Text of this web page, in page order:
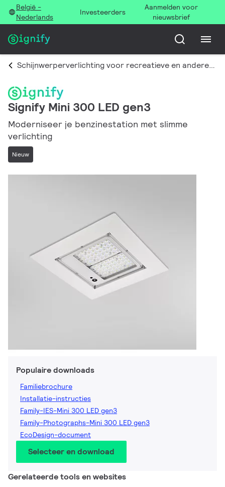
België -
Nederlands
Investeerders
Aanmelden voor
nieuwsbrief
Schijnwerperverlichting voor recreatieve en andere terreinen
Signify Mini 300 LED gen3
Moderniseer je benzinestation met slimme
verlichting
Nieuw
Populaire downloads
Familiebrochure
Installatie-instructies
Family-IES-Mini 300 LED gen3
Family-Photographs-Mini 300 LED gen3
EcoDesign-document
Selecteer en download
Gerelateerde tools en websites